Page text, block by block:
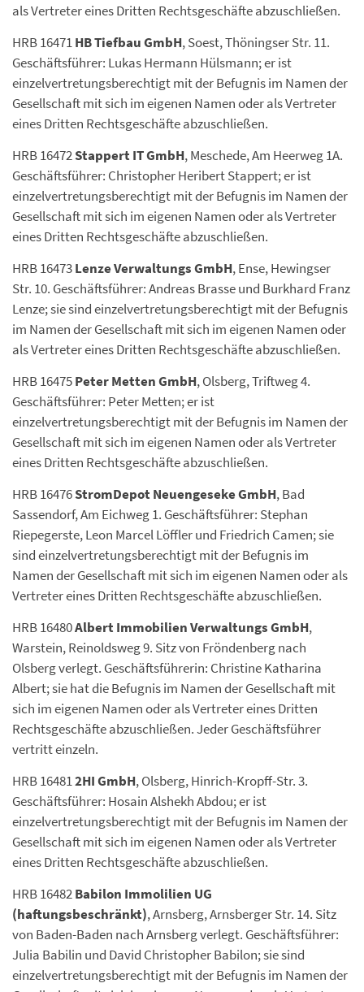
als Vertreter eines Dritten Rechtsgeschäfte abzuschließen.
HRB 16471HB Tiefbau GmbH, Soest, Thöningser Str. 11.
Geschäftsführer: Lukas Hermann Hülsmann; er ist
einzelvertretungsberechtigt mit der Befugnis im Namen der
Gesellschaft mit sich im eigenen Namen oder als Vertreter
eines Dritten Rechtsgeschäfte abzuschließen.
HRB 16472Stappert IT GmbH, Meschede, Am Heerweg 1A.
Geschäftsführer: Christopher Heribert Stappert; er ist
einzelvertretungsberechtigt mit der Befugnis im Namen der
Gesellschaft mit sich im eigenen Namen oder als Vertreter
eines Dritten Rechtsgeschäfte abzuschließen.
HRB 16473Lenze Verwaltungs GmbH, Ense, Hewingser
Str. 10. Geschäftsführer: Andreas Brasse und Burkhard Franz
Lenze; sie sind einzelvertretungsberechtigt mit der Befugnis
im Namen der Gesellschaft mit sich im eigenen Namen oder
als Vertreter eines Dritten Rechtsgeschäfte abzuschließen.
HRB 16475Peter Metten GmbH, Olsberg, Triftweg 4.
Geschäftsführer: Peter Metten; er ist
einzelvertretungsberechtigt mit der Befugnis im Namen der
Gesellschaft mit sich im eigenen Namen oder als Vertreter
eines Dritten Rechtsgeschäfte abzuschließen.
HRB 16476StromDepot Neuengeseke GmbH, Bad
Sassendorf, Am Eichweg 1. Geschäftsführer: Stephan
Riepegerste, Leon Marcel Löffler und Friedrich Camen; sie
sind einzelvertretungsberechtigt mit der Befugnis im
Namen der Gesellschaft mit sich im eigenen Namen oder als
Vertreter eines Dritten Rechtsgeschäfte abzuschließen.
HRB 16480Albert Immobilien Verwaltungs GmbH,
Warstein, Reinoldsweg 9. Sitz von Fröndenberg nach
Olsberg verlegt. Geschäftsführerin: Christine Katharina
Albert; sie hat die Befugnis im Namen der Gesellschaft mit
sich im eigenen Namen oder als Vertreter eines Dritten
Rechtsgeschäfte abzuschließen. Jeder Geschäftsführer
vertritt einzeln.
HRB 164812HI GmbH, Olsberg, Hinrich-Kropff-Str. 3.
Geschäftsführer: Hosain Alshekh Abdou; er ist
einzelvertretungsberechtigt mit der Befugnis im Namen der
Gesellschaft mit sich im eigenen Namen oder als Vertreter
eines Dritten Rechtsgeschäfte abzuschließen.
HRB 16482Babilon Immolilien UG
(haftungsbeschränkt), Arnsberg, Arnsberger Str. 14. Sitz
von Baden-Baden nach Arnsberg verlegt. Geschäftsführer:
Julia Babilin und David Christopher Babilon; sie sind
einzelvertretungsberechtigt mit der Befugnis im Namen der